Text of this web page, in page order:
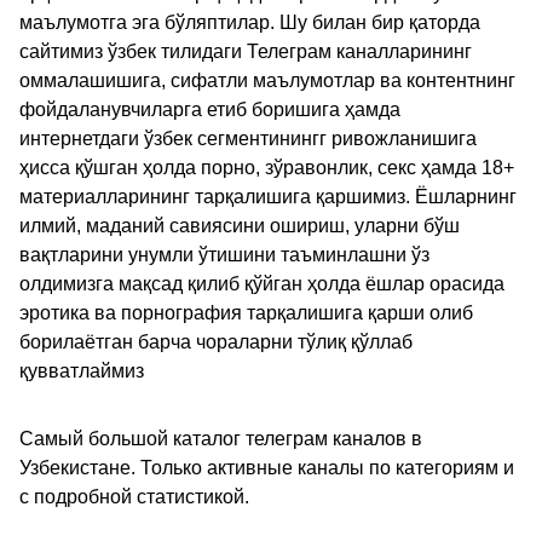
маълумотга эга бўляптилар. Шу билан бир қаторда
сайтимиз ўзбек тилидаги Телеграм каналларининг
оммалашишига, сифатли маълумотлар ва контентнинг
фойдаланувчиларга етиб боришига ҳамда
интернетдаги ўзбек сегментинингг ривожланишига
ҳисса қўшган ҳолда порно, зўравонлик, секс ҳамда 18+
материалларининг тарқалишига қаршимиз. Ёшларнинг
илмий, маданий савиясини ошириш, уларни бўш
вақтларини унумли ўтишини таъминлашни ўз
олдимизга мақсад қилиб қўйган ҳолда ёшлар орасида
эротика ва порнография тарқалишига қарши олиб
борилаётган барча чораларни тўлиқ қўллаб
қувватлаймиз
Самый большой каталог телеграм каналов в
Узбекистане. Только активные каналы по категориям и
с подробной статистикой.